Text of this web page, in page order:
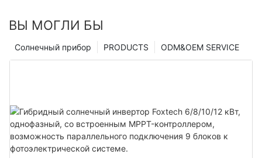
ВЫ МОГЛИ БЫ
ODM&OEM SERVICE
PRODUCTS
Солнечный прибор